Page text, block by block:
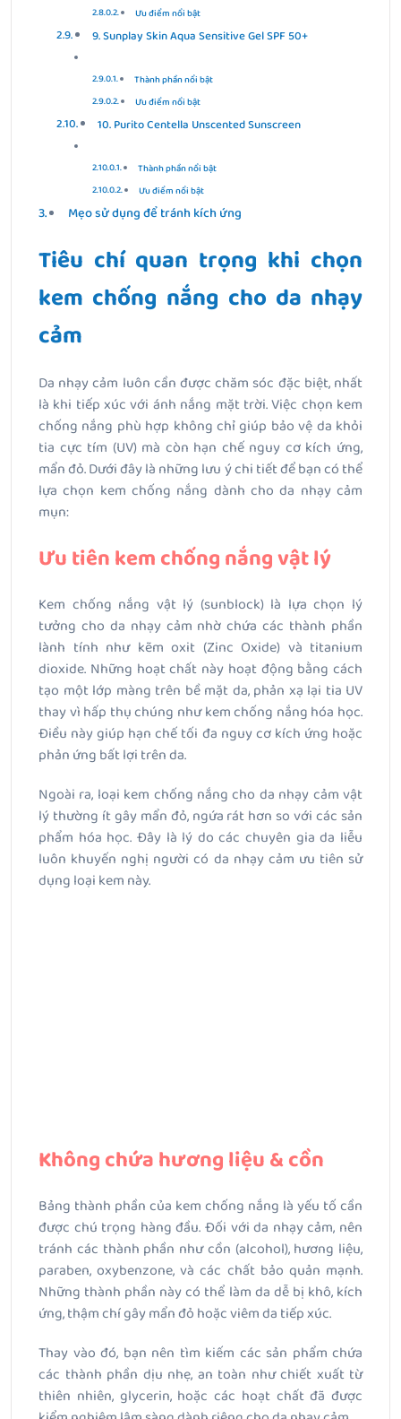
Ưu điểm nổi bật
9. Sunplay Skin Aqua Sensitive Gel SPF 50+
Thành phần nổi bật
Ưu điểm nổi bật
10. Purito Centella Unscented Sunscreen
Thành phần nổi bật
Ưu điểm nổi bật
Mẹo sử dụng để tránh kích ứng
Tiêu chí quan trọng khi chọn
kem chống nắng cho da nhạy
cảm
Da nhạy cảm luôn cần được chăm sóc đặc biệt, nhất
là khi tiếp xúc với ánh nắng mặt trời. Việc chọn kem
chống nắng phù hợp không chỉ giúp bảo vệ da khỏi
tia cực tím (UV) mà còn hạn chế nguy cơ kích ứng,
mẩn đỏ. Dưới đây là những lưu ý chi tiết để bạn có thể
lựa chọn kem chống nắng dành cho da nhạy cảm
mụn:
Ưu tiên kem chống nắng vật lý
Kem chống nắng vật lý (sunblock) là lựa chọn lý
tưởng cho da nhạy cảm nhờ chứa các thành phần
lành tính như kẽm oxit (Zinc Oxide) và titanium
dioxide. Những hoạt chất này hoạt động bằng cách
tạo một lớp màng trên bề mặt da, phản xạ lại tia UV
thay vì hấp thụ chúng như kem chống nắng hóa học.
Điều này giúp hạn chế tối đa nguy cơ kích ứng hoặc
phản ứng bất lợi trên da.
Ngoài ra, loại kem chống nắng cho da nhạy cảm vật
lý thường ít gây mẩn đỏ, ngứa rát hơn so với các sản
phẩm hóa học. Đây là lý do các chuyên gia da liễu
luôn khuyến nghị người có da nhạy cảm ưu tiên sử
dụng loại kem này.
Không chứa hương liệu & cồn
Bảng thành phần của kem chống nắng là yếu tố cần
được chú trọng hàng đầu. Đối với da nhạy cảm, nên
tránh các thành phần như cồn (alcohol), hương liệu,
paraben, oxybenzone, và các chất bảo quản mạnh.
Những thành phần này có thể làm da dễ bị khô, kích
ứng, thậm chí gây mẩn đỏ hoặc viêm da tiếp xúc.
Thay vào đó, bạn nên tìm kiếm các sản phẩm chứa
các thành phần dịu nhẹ, an toàn như chiết xuất từ
thiên nhiên, glycerin, hoặc các hoạt chất đã được